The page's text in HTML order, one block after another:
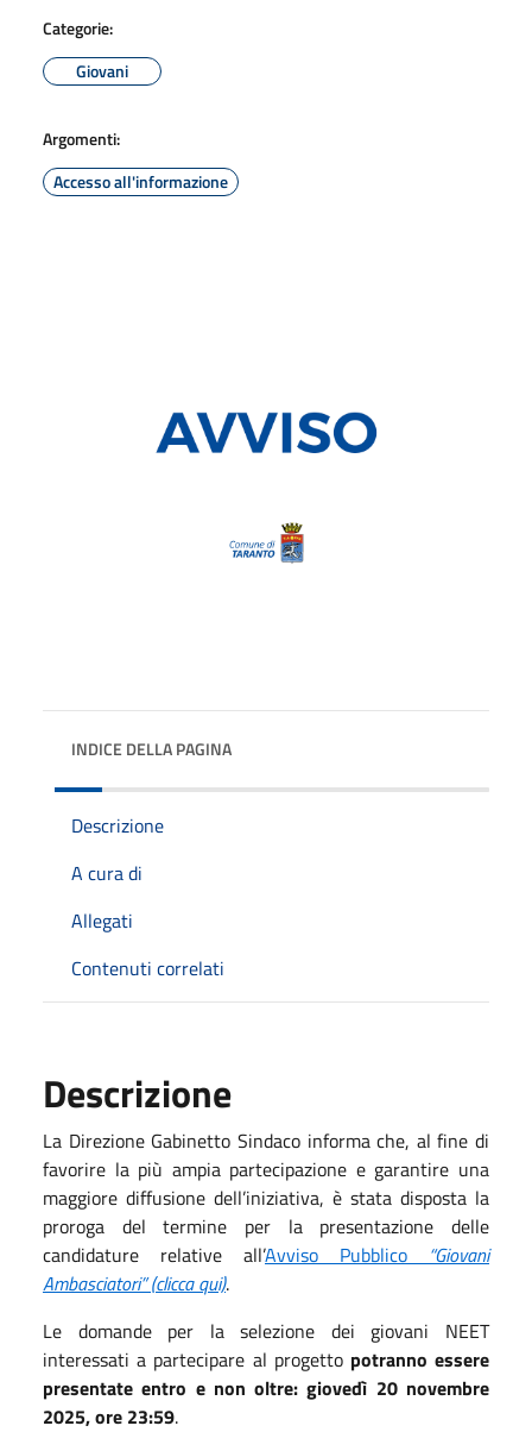
Categorie:
Giovani
Argomenti:
Accesso all'informazione
INDICE DELLA PAGINA
Descrizione
A cura di
Allegati
Contenuti correlati
Descrizione
La Direzione Gabinetto Sindaco informa che, al fine di
favorire la più ampia partecipazione e garantire una
maggiore diffusione dell’iniziativa, è stata disposta la
proroga del termine per la presentazione delle
candidature relative all’Avviso Pubblico “Giovani
Ambasciatori” (clicca qui).
Le domande per la selezione dei giovani NEET
interessati a partecipare al progetto potranno essere
presentate entro e non oltre: giovedì 20 novembre
2025, ore 23:59.